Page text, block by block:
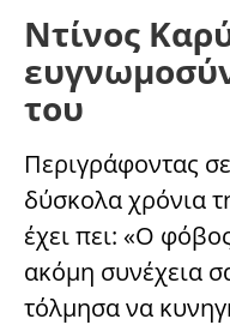
Ντίνος
του
Περιγράφοντας
δύσκολα χρόνια
έχει πει: «Ο
ακόμη συνέχεια
τόλμησα να